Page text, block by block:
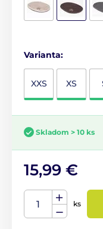
Varianta:
XXS XS
Skladom > 10 ks
15,99 €
ks